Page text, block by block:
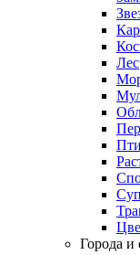
Лес
Города и